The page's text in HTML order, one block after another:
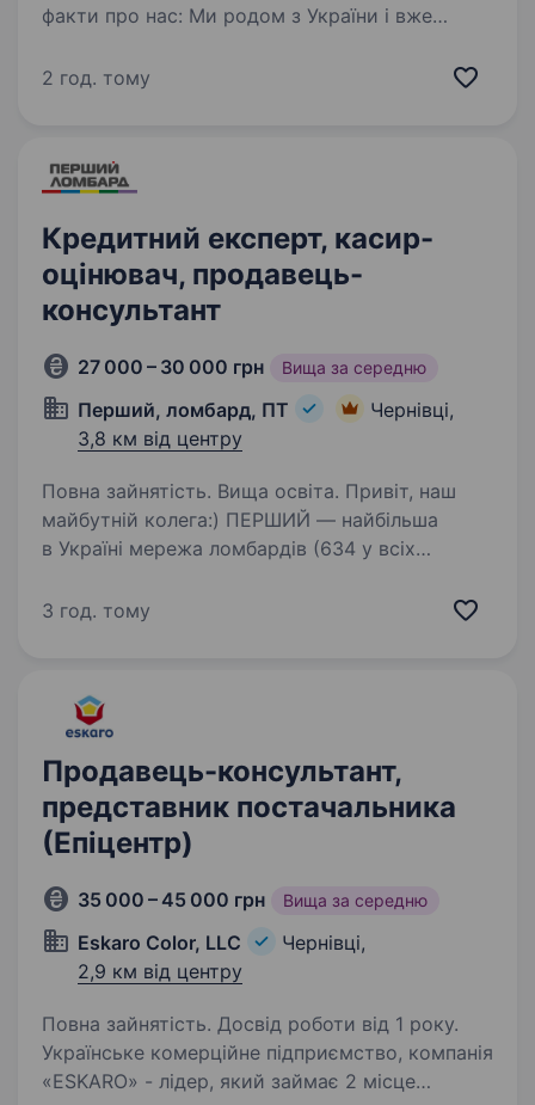
факти про нас: Ми родом з України і вже
Польщі, Чехії, Словаччині, Угорщині та Іспанії;
2 год. тому
Кредитний експерт, касир-
оцінювач, продавець-
консультант
27 000 – 30 000 грн Вища за середню
Перший, ломбард, ПТ
Чернівці,
3,8 км від центру
Повна зайнятість. Вища освіта. Привіт, наш
майбутній колега:) ПЕРШИЙ — найбільша
в Україні мережа ломбардів (634 у всіх
де можна отримати різні фінансові послуги
3 год. тому
Продавець-консультант,
представник постачальника
(Епіцентр)
35 000 – 45 000 грн Вища за середню
Eskaro Color, LLC
Чернівці,
2,9 км від центру
Повна зайнятість. Досвід роботи від 1 року.
Українське комерційне підприємство, компанія
«ESKARO» - лідер, який займає 2 місце